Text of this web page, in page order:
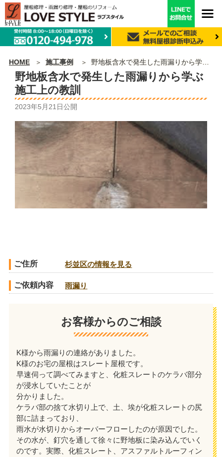
HOME 施工事例 野地板含水で発生した雨漏りから学ぶ施工上の教訓
野地板含水で発生した雨漏りから学ぶ
施工上の教訓
2023年5月21日公開
ご住所 杉並区の情報を見る
ご依頼内容 雨漏り
お客様からのご相談
K様から雨漏りの連絡がありました。
K様のお宅の屋根はスレート屋根です。
早速伺って調べてみますと、化粧スレートのケラバ部分
が浸水していたことが
分かりました。
ケラバ部の捨て水切り上で、土、埃が化粧スレートの尻
部に詰まっており、
雨水が水切りからオーバーフローしたのが原因でした。
その水が、釘穴を通して徐々に野地板に染み込んでいく
のです。実際、化粧スレート、アスファルトルーフィン